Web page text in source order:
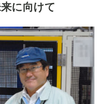
に向けて